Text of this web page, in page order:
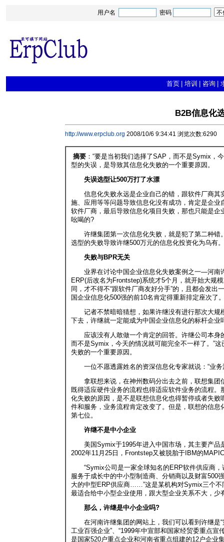
用户名 密码
首页 培训 咨询
B2B信息化
http://www.erpclub.org 2008/10/6 9:34:41 浏览次数:6290
摘要 ：“要是当初我们选择了SAP，而不是Symix，
型的失误，是导致其信息化失败的一个重要原因。
失误选型让500万打了水漂
信息化失败永远是企业自己的错，跟软件厂商其
施、应用等等问题导致信息化没有成功，肯定是企
软件厂商，最后导致信息化项目失败，那也只能是
吆喝的?
许继集团第一次信息化失败，就是犯了第二种错
选型的失败导致许继500万元的信息化投资化为乌有。
失败与BPR无关
业界在讨论中国企业信息化失败案例之一—河南
ERP(后改名为Frontstep)系统才5个月，就开始大规
同，才不得不“跟软件厂商友好分手”的，且都会发
国企业信息化500强的前10名肯定得重新排定座次了
记者不禁暗暗猜想，如果许继没有进行那次大规
下去，许继就一定能成为中国企业信息化的标杆企
应该没有人敢做一个肯定的回答。许继公司本身
而不是Symix，今天的情况就可能完全不一样了。”
失败的一个重要原因。
一位不愿透露姓名的资深信息化专家就说：“业务
拿联想来说，在神州数码分出去之前，联想集团
既得适应硬件业务的流程也得适应软件业务的流程
化失败的原因，是不是联想信息化也得暂停或者失
件和服务，业务流程肯定改变了。但是，联想的信
第七位。
许继不是中小企业
美国Symix于1995年进入中国市场，其主要产品
2002年11月25日，Frontstep又被脱胎于IBM的
“Symix公司是一家全球知名的ERP软件供应商，
服务于成长中的中小型制造商、分销商以及财富500
大的中型ERP供应商……”这是某机构对Symix三个
最适合给中小型企业使用，跟大型企业关系不大，少
那么，许继是中小企业吗?
在河南许继集团的网站上，我们可以看到许继是“
工业百强企业”、“1999年中宣部和国家经贸委重点
是国家520户重点企业和河南省重点组建的12户企